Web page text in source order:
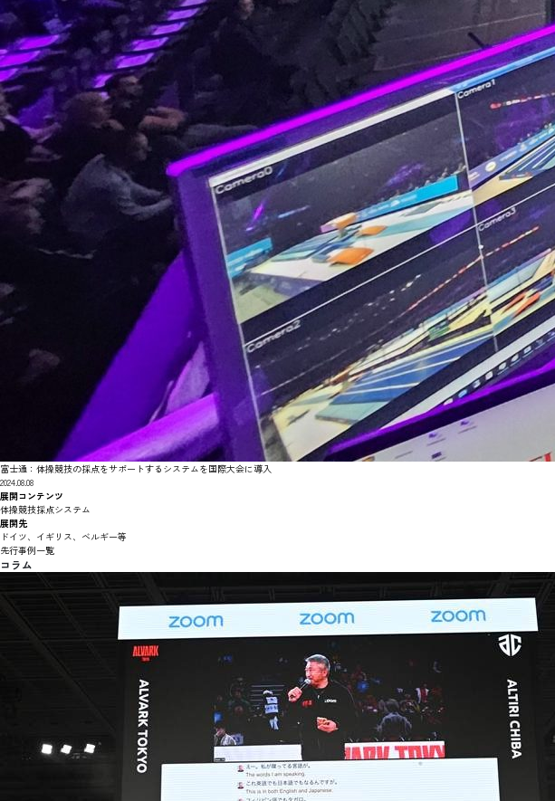
富士通：体操競技の採点をサポートするシステムを国際大会に導入
2024.08.08
展開コンテンツ
体操競技採点システム
展開先
ドイツ、イギリス、ベルギー等
先行事例一覧
コラム